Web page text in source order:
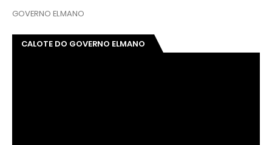
GOVERNO ELMANO
CALOTE DO GOVERNO ELMANO